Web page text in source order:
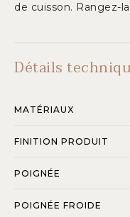
de cuisson. Rangez-
Détails
MATÉRIAUX
FINITION PRODUIT
POIGNÉE
POIGNÉE FROIDE